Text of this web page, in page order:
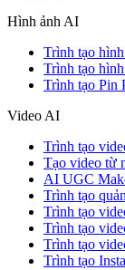
Hình ảnh AI
Trình tạo
Trình tạo
Trình tạo Pin
Video AI
Trình tạo
Tạo video từ
AI UGC
Trình tạo
Trình tạo
Trình tạo
Trình tạo
Trình tạo